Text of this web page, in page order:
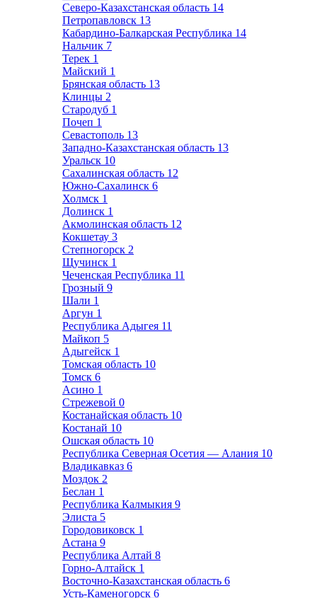
Северо-Казахстанская область 14
Петропавловск 13
Кабардино-Балкарская Республика 14
Нальчик 7
Терек 1
Майский 1
Брянская область 13
Клинцы 2
Стародуб 1
Почеп 1
Севастополь 13
Западно-Казахстанская область 13
Уральск 10
Сахалинская область 12
Южно-Сахалинск 6
Холмск 1
Долинск 1
Акмолинская область 12
Кокшетау 3
Степногорск 2
Щучинск 1
Чеченская Республика 11
Грозный 9
Шали 1
Аргун 1
Республика Адыгея 11
Майкоп 5
Адыгейск 1
Томская область 10
Томск 6
Асино 1
Стрежевой 0
Костанайская область 10
Костанай 10
Ошская область 10
Республика Северная Осетия — Алания 10
Владикавказ 6
Моздок 2
Беслан 1
Республика Калмыкия 9
Элиста 5
Городовиковск 1
Астана 9
Республика Алтай 8
Горно-Алтайск 1
Восточно-Казахстанская область 6
Усть-Каменогорск 6